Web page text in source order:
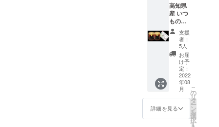
高知県
産 いつ
もの
みょう
が
170g×2
個 (送料
＆消費
税込) 名
称:ド
レッシ
ングタ
イプ調
味料 原
材料:
みょう
支援
者：
5人
お届
け予
定：
2022
年08
月
詳細を見る
こ
の
リ
タ
ー
ン
を
選
択
す